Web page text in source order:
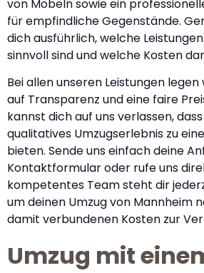
von Möbeln sowie ein
für empfindliche Gegenstände.
dich ausführlich, welche
sinnvoll sind und welche Kosten
Bei allen unseren Leistungen
auf Transparenz und eine faire
kannst dich auf uns verlassen,
qualitatives Umzugserlebnis zu
bieten. Sende uns einfach deine
Kontaktformular oder rufe uns
kompetentes Team steht dir
um deinen Umzug von Mannheim
damit verbundenen Kosten zur
Umzug mit